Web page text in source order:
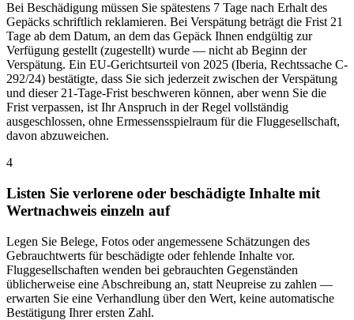
Bei Beschädigung müssen Sie spätestens 7 Tage nach Erhalt des
Gepäcks schriftlich reklamieren. Bei Verspätung beträgt die Frist 21
Tage ab dem Datum, an dem das Gepäck Ihnen endgültig zur
Verfügung gestellt (zugestellt) wurde — nicht ab Beginn der
Verspätung. Ein EU-Gerichtsurteil von 2025 (Iberia, Rechtssache C-
292/24) bestätigte, dass Sie sich jederzeit zwischen der Verspätung
und dieser 21-Tage-Frist beschweren können, aber wenn Sie die
Frist verpassen, ist Ihr Anspruch in der Regel vollständig
ausgeschlossen, ohne Ermessensspielraum für die Fluggesellschaft,
davon abzuweichen.
4
Listen Sie verlorene oder beschädigte Inhalte mit
Wertnachweis einzeln auf
Legen Sie Belege, Fotos oder angemessene Schätzungen des
Gebrauchtwerts für beschädigte oder fehlende Inhalte vor.
Fluggesellschaften wenden bei gebrauchten Gegenständen
üblicherweise eine Abschreibung an, statt Neupreise zu zahlen —
erwarten Sie eine Verhandlung über den Wert, keine automatische
Bestätigung Ihrer ersten Zahl.